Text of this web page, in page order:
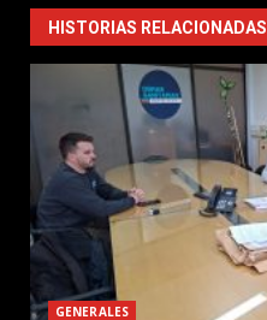
HISTORIAS RELACIONADAS
GENERALES